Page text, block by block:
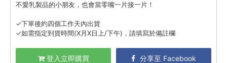
不愛乳製品的小朋友，也會當零嘴一片接一片！
✓下單後約四個工作天內出貨
✓如需指定到貨時間(X月X日上/下午)，請填寫於備註欄
登入立即購買 分享至 Facebook